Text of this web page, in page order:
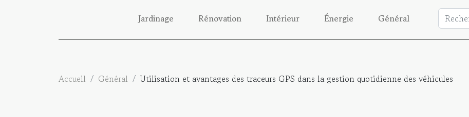
Jardinage Rénovation Intérieur Énergie Général
Accueil Général Utilisation et avantages des traceurs GPS dans la gestion quotidienne des véhicules